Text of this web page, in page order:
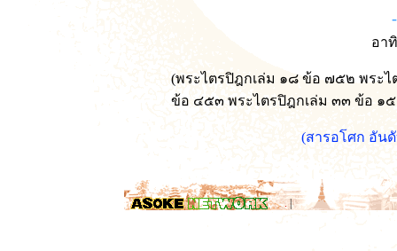
อา
(พระไตรปิฎกเล่ม ๑๘ ข้อ ๗๕๒ พระ
ข้อ ๔๕๓ พระไตรปิฎกเล่ม ๓๓ ข้อ ๑
(สารอโศก อั
.|